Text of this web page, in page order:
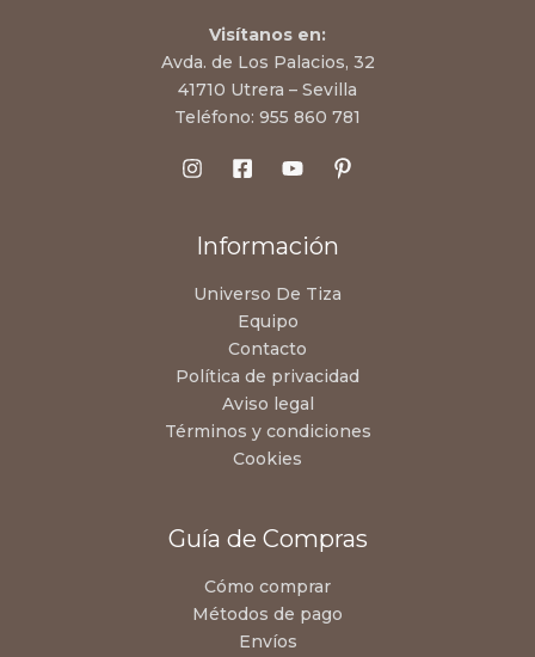
Visítanos en:
Avda. de Los Palacios, 32
41710 Utrera – Sevilla
Teléfono: 955 860 781
Información
Universo De Tiza
Equipo
Contacto
Política de privacidad
Aviso legal
Términos y condiciones
Cookies
Guía de Compras
Cómo comprar
Métodos de pago
Envíos